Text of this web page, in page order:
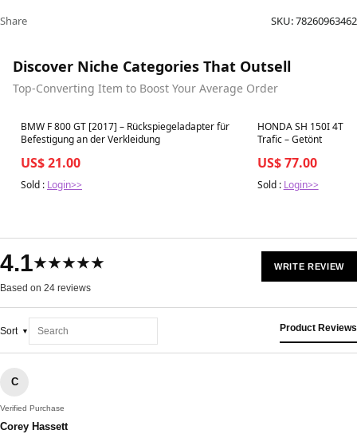
Share SKU:78260963462
Discover Niche Categories That Outsell
Top-Converting Item to Boost Your Average Order
Best in 7 days
BMW F 800 GT [2017] – Rückspiegeladapter für
Befestigung an der Verkleidung
US$ 21.00
Sold : Login>>
Best in 7 days
HONDA SH 150I 4T
Trafic – Getönt
US$ 77.00
Sold : Login>>
4.1★★★★★
Based on 24 reviews
WRITE REVIEW
Sort Product Reviews
C
Verified Purchase
Corey Hassett